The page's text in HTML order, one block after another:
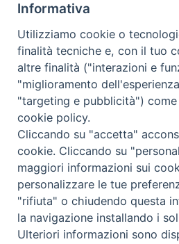
Redazione
Scrivici
Copyright © 2019 -
Trentina Editrice
Privacy Policy
Informativa
Utilizziamo cookie o
finalità tecniche e, con il tuo
altre finalità ("interazioni e
"miglioramento
"targeting e pubblicità")
cookie policy.
Cliccando su "accetta"
cookie. Cliccando su
maggiori informazioni sui
personalizzare le tue
"rifiuta" o chiudendo questa
la navigazione installando i
Ulteriori informazioni sono